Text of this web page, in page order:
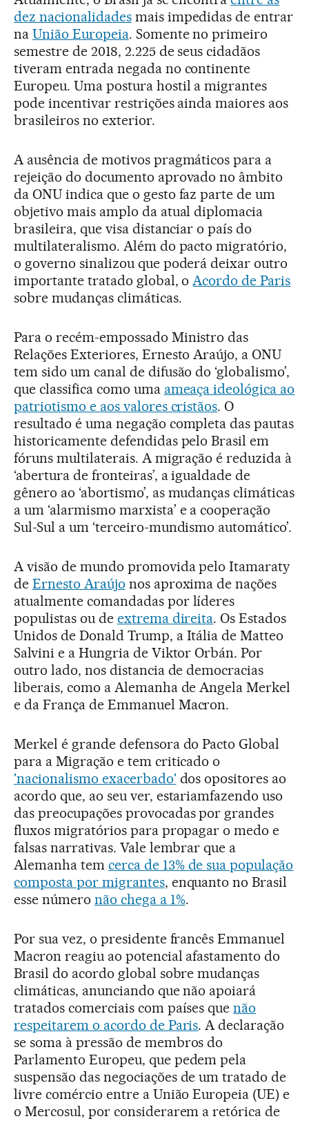
dez nacionalidadesmais impedidas de entrar
na União Europeia. Somente no primeiro
semestre de 2018, 2.225 de seus cidadãos
tiveram entrada negada no continente
Europeu. Uma postura hostil a migrantes
pode incentivar restrições ainda maiores aos
brasileiros no exterior.
A ausência de motivos pragmáticos para a
rejeição do documento aprovado no âmbito
da ONU indica que o gesto faz parte de um
objetivo mais amplo da atual diplomacia
brasileira, que visa distanciar o país do
multilateralismo. Além do pacto migratório,
o governo sinalizou que poderá deixar outro
importante tratado global, o Acordo de Paris
sobre mudanças climáticas.
Para o recém-empossado Ministro das
Relações Exteriores, Ernesto Araújo, a ONU
tem sido um canal de difusão do ‘globalismo’,
que classifica como uma ameaça ideológica ao
patriotismo e aos valores cristãos. O
resultado é uma negação completa das pautas
historicamente defendidas pelo Brasil em
fóruns multilaterais. A migração é reduzida à
‘abertura de fronteiras’, a igualdade de
gênero ao ‘abortismo’, as mudanças climáticas
a um ‘alarmismo marxista’ e a cooperação
Sul-Sul a um ‘terceiro-mundismo automático’.
A visão de mundo promovida pelo Itamaraty
de Ernesto Araújo nos aproxima de nações
atualmente comandadas por líderes
populistas ou de extrema direita. Os Estados
Unidos de Donald Trump, a Itália de Matteo
Salvini e a Hungria de Viktor Orbán. Por
outro lado, nos distancia de democracias
liberais, como a Alemanha de Angela Merkel
e da França de Emmanuel Macron.
Merkel é grande defensora do Pacto Global
para a Migração e tem criticado o
'nacionalismo exacerbado' dos opositores ao
acordo que, ao seu ver, estariamfazendo uso
das preocupações provocadas por grandes
fluxos migratórios para propagar o medo e
falsas narrativas. Vale lembrar que a
Alemanha tem cerca de 13% de sua população
composta por migrantes, enquanto no Brasil
esse número não chega a 1%.
Por sua vez, o presidente francês Emmanuel
Macron reagiu ao potencial afastamento do
Brasil do acordo global sobre mudanças
climáticas, anunciando que não apoiará
tratados comerciais com países quenão
respeitarem o acordo de Paris. A declaração
se soma à pressão de membros do
Parlamento Europeu, que pedem pela
suspensão das negociações de um tratado de
livre comércio entre a União Europeia (UE) e
o Mercosul, por considerarem a retórica de